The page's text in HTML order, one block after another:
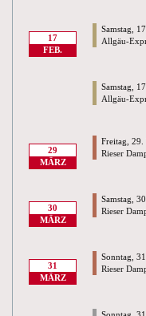
17
FEB.
Samstag,
Allgäu-
Samstag,
Allgäu-
29
MÄRZ
Freitag,
Rieser
30
MÄRZ
Samstag,
Rieser
31
MÄRZ
Sonntag,
Rieser